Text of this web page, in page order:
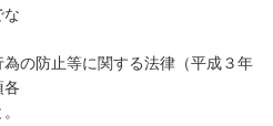
な
為の防止等に関する法律（平成３年
各